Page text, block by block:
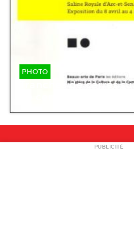
PHOTO
Tranches de carrés
NEWSLETTER
PUBLICITÉ